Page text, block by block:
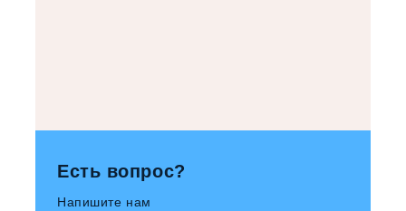
Есть вопрос?
Напишите нам